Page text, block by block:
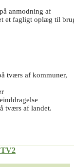
anmodning af
et fagligt oplæg til
tværs af kommuner,
tværs af landet.
TV2